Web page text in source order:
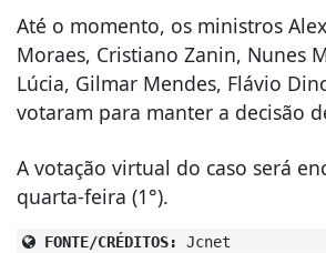
Até o momento, os ministros
Moraes, Cristiano Zanin, Nunes
Lúcia, Gilmar Mendes, Flávio
votaram para manter a decisão
A votação virtual do caso será
quarta-feira (1°).
FONTE/CRÉDITOS: Jcnet